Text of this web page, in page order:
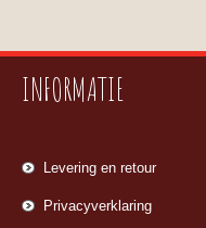
INFORMATIE
Levering en retour
Privacyverklaring